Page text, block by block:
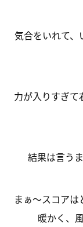
気合をいれて
力が入りすぎ
結果は言う
まぁ～スコア
暖かく、